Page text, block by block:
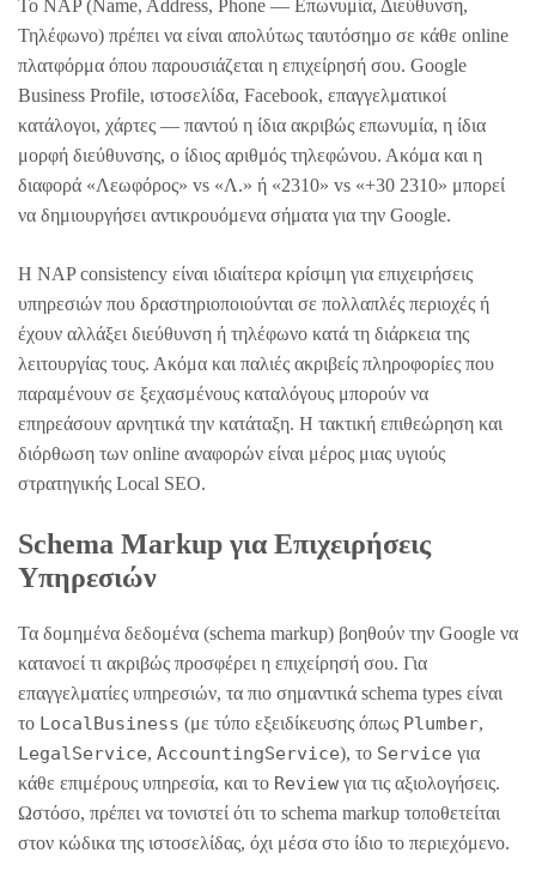
Το NAP (Name, Address, Phone — Επωνυμία, Διεύθυνση,
Τηλέφωνο) πρέπει να είναι απολύτως ταυτόσημο σε κάθε online
πλατφόρμα όπου παρουσιάζεται η επιχείρησή σου. Google
Business Profile, ιστοσελίδα, Facebook, επαγγελματικοί
κατάλογοι, χάρτες — παντού η ίδια ακριβώς επωνυμία, η ίδια
μορφή διεύθυνσης, ο ίδιος αριθμός τηλεφώνου. Ακόμα και η
διαφορά «Λεωφόρος» vs «Λ.» ή «2310» vs «+30 2310» μπορεί
να δημιουργήσει αντικρουόμενα σήματα για την Google.
Η NAP consistency είναι ιδιαίτερα κρίσιμη για επιχειρήσεις
υπηρεσιών που δραστηριοποιούνται σε πολλαπλές περιοχές ή
έχουν αλλάξει διεύθυνση ή τηλέφωνο κατά τη διάρκεια της
λειτουργίας τους. Ακόμα και παλιές ακριβείς πληροφορίες που
παραμένουν σε ξεχασμένους καταλόγους μπορούν να
επηρεάσουν αρνητικά την κατάταξη. Η τακτική επιθεώρηση και
διόρθωση των online αναφορών είναι μέρος μιας υγιούς
στρατηγικής Local SEO.
Schema Markup για Επιχειρήσεις
Υπηρεσιών
Τα δομημένα δεδομένα (schema markup) βοηθούν την Google να
κατανοεί τι ακριβώς προσφέρει η επιχείρησή σου. Για
επαγγελματίες υπηρεσιών, τα πιο σημαντικά schema types είναι
το LocalBusiness (με τύπο εξειδίκευσης όπως Plumber,
LegalService, AccountingService), το Service για
κάθε επιμέρους υπηρεσία, και το Review για τις αξιολογήσεις.
Ωστόσο, πρέπει να τονιστεί ότι το schema markup τοποθετείται
στον κώδικα της ιστοσελίδας, όχι μέσα στο ίδιο το περιεχόμενο.